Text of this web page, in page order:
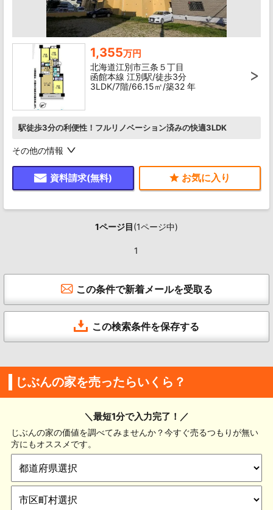
1,355万円
北海道江別市三条５丁目
函館本線 江別駅/徒歩3分
3LDK/7階/66.15㎡/築32 年
駅徒歩3分の利便性！フルリノベーション済みの快適3LDK
その他の情報
資料請求(無料)
1ページ目(1ページ中)
1
この条件で新着メールを受取る
この検索条件を保存する
じぶんの家を売ったらいくら？
＼最短1分で入力完了！／
じぶんの家の価値を調べてみませんか？今すぐ売るつもりが無い
方にもオススメです。